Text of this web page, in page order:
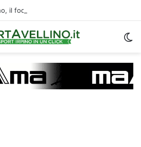
il focus sulla formazione granata